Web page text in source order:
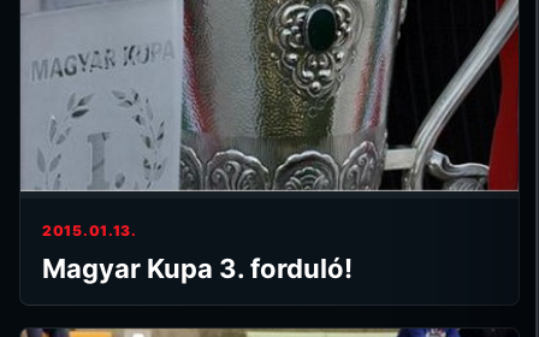
2015.01.13.
Magyar Kupa 3. forduló!